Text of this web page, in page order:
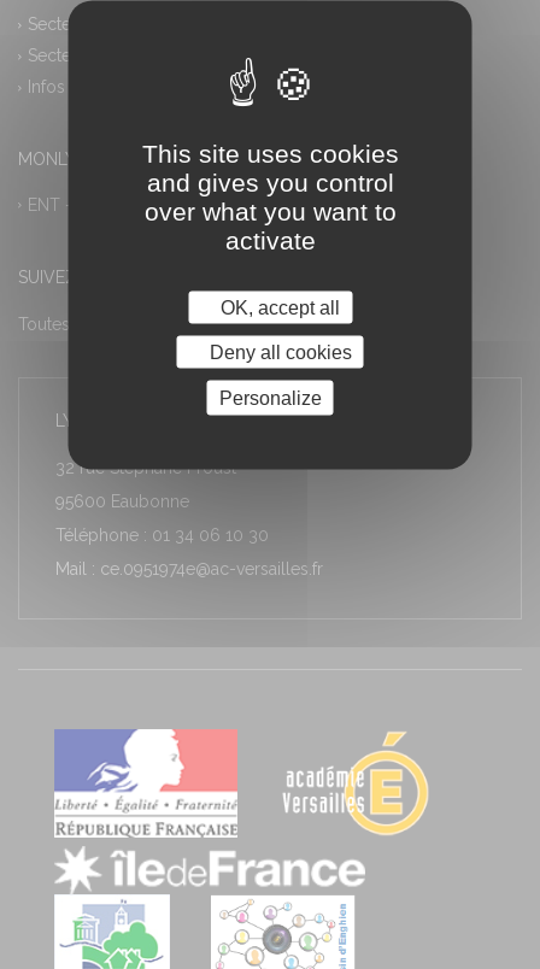
Secteur industriel
Secteur tertiaire
Infos pratiques
MONLYCEE.NET (ENT) – PRONOTE
ENT – Accès à PRONOTE
SUIVEZ-NOUS
Toutes les actualités
LYCÉE LOUIS ARMAND
32 rue Stéphane Proust
95600 Eaubonne
Téléphone : 01 34 06 10 30
Mail : ce.0951974e@ac-versailles.fr
This site uses cookies
and gives you control
over what you want to
activate
OK, accept all
Deny all cookies
Personalize